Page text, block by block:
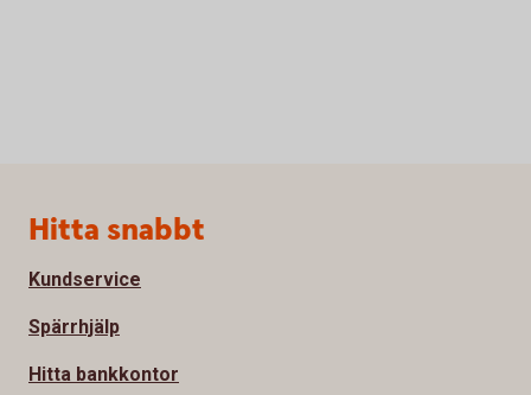
Sidfot
Hitta snabbt
Kundservice
Spärrhjälp
Hitta bankkontor